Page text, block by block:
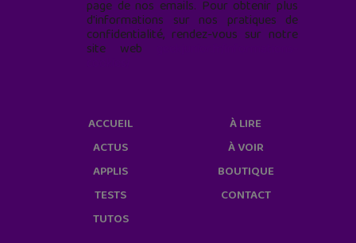
page de nos emails. Pour obtenir plus
d'informations sur nos pratiques de
confidentialité, rendez-vous sur notre
site web
ACCUEIL
ACTUS
APPLIS
TESTS
TUTOS
À LIRE
À VOIR
BOUTIQUE
CONTACT